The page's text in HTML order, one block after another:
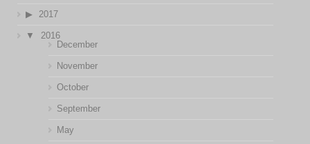
2017
2016
December
November
October
September
May